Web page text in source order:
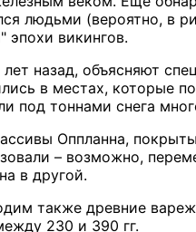
людьми (вероятно, в
эпохи викингов.
назад, объясняют
в местах, которые
под тоннами снега
Оппланна,
– возможно,
в другой.
также древние
230 и 390 гг.